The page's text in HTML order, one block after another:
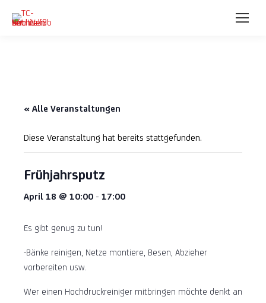
« Alle Veranstaltungen
Diese Veranstaltung hat bereits stattgefunden.
Frühjahrsputz
April 18 @ 10:00 - 17:00
Es gibt genug zu tun!
-Bänke reinigen, Netze montiere, Besen, Abzieher
vorbereiten usw.
Wer einen Hochdruckreiniger mitbringen möchte denkt an